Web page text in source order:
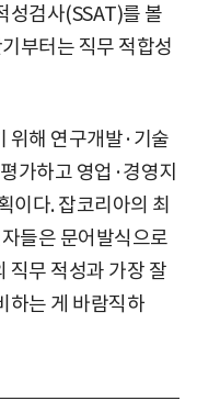
성검사(SSAT)를 볼
부터는 직무 적합성
위해 연구개발·기술
가하고 영업·경영지
이다. 잡코리아의 최
들은 문어발식으로
직무 적성과 가장 잘
하는 게 바람직하